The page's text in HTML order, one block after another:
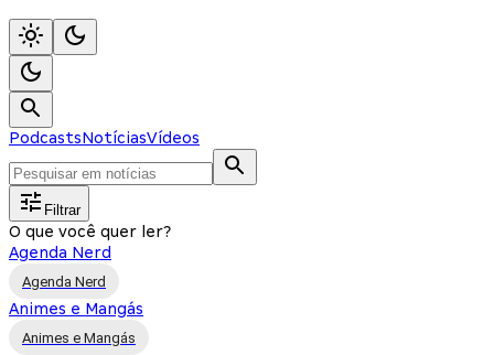
PodcastsNotíciasVídeos
Filtrar
O que você quer ler?
Agenda Nerd
Agenda Nerd
Animes e Mangás
Animes e Mangás